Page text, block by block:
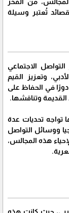
تُعتبر وسيلة
الاجتماعي
وتعزيز القيم
دورًا في الحفاظ على
وتناقشها.
تواجه تحديات عدة
ووسائل التواصل
هذه المجالس،